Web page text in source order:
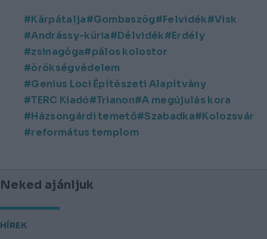
Kárpátalja Gombaszög Felvidék
Visk
Andrássy-kúria
Délvidék
Erdély
zsinagóga
pálos kolostor
örökségvédelem
Genius Loci Építészeti Alapítvány
TERC Kiadó
Trianon
A megújulás kora
Házsongárdi temető
Szabadka
Kolozsvár
református templom
Neked ajánljuk
HÍREK